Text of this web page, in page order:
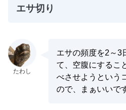
エサ切り
エサの頻度を2～3
て、空腹にするこ
べさせようという
ので、まぁいいで